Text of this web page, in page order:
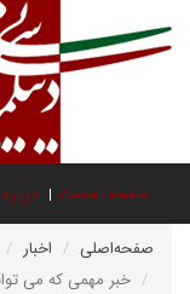
صفحه نخست
صفحه‌اصلی اخبار
خبر مهمی که می